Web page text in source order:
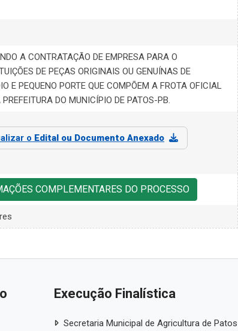
A CONTRATAÇÃO DE EMPRESA PARA O
DE PEÇAS ORIGINAIS OU GENUÍNAS DE
E PEQUENO PORTE QUE COMPÕEM A FROTA OFICIAL
DO MUNICÍPIO DE PATOS-PB.
o Edital ou Documento Anexado
COMPLEMENTARES DO PROCESSO
Execução Finalística
Secretaria Municipal de Agricultura de